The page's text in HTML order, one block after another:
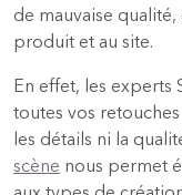
de mauvaise
produit et au site.
En effet, les experts
toutes vos
les détails ni la
scène nous permet